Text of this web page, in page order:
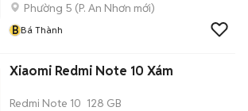
Phường 5 (P. An Nhơn mới)
BBá Thành
Xiaomi Redmi Note 10 Xám
Redmi Note 10 128 GB